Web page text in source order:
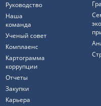
Руководство
Наша
команда
Ученый совет
Комплаенс
Картограмма
коррупции
Отчеты
Закупки
Карьера